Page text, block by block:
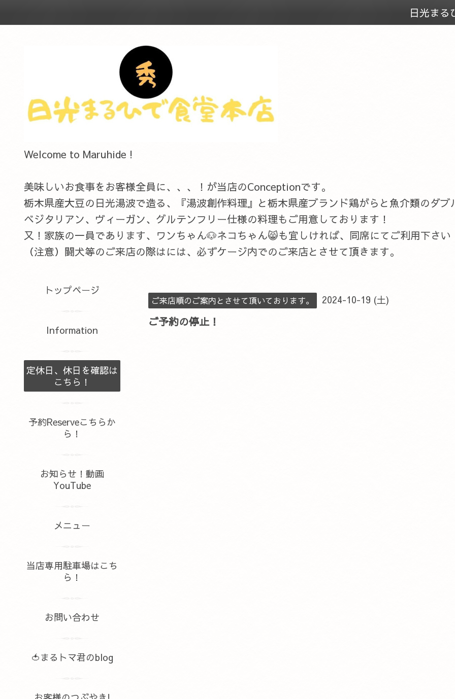
日光まる
Welcome to Maruhide !
美味しいお食事をお客様全員に、、、！が当店のConceptionです。
栃木県産大豆の日光湯波で造る、『湯波創作料理』と栃木県産ブランド鶏がらと魚介類のダ
ベジタリアン、ヴィーガン、グルテンフリー仕様の料理もご用意しております！
又！家族の一員であります、ワンちゃん🐶ネコちゃん😸も宜しければ、同席にてご利用下さい
（注意）闘犬等のご来店の際はには、必ずケージ内でのご来店とさせて頂きます。
ご来店順のご案内とさせて頂いております。 2024-10-19 (土)
ご予約の停止！
トップページ
Information
定休日、休日を確認は
こちら！
予約Reserveこちらか
ら！
お知らせ！動画
YouTube
メニュー
当店専用駐車場はこち
ら！
お問い合わせ
🍅まるトマ君のblog